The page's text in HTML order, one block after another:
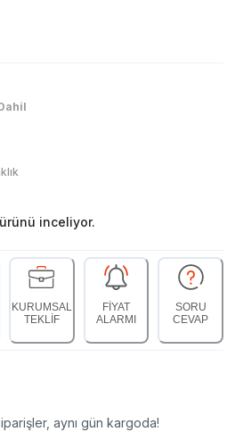
inceliyor.
KURUMSAL
TEKLİF
FİYAT
ALARMI
SORU
CEVAP
aynı gün kargoda!